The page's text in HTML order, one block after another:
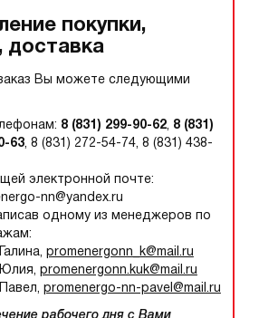
покупки,
доставка
Вы можете следующими
8 (831) 299-90-62, 8 (831)
63, 8 (831) 272-54-74, 8 (831) 438-
электронной почте:
nn@yandex.ru
одному из менеджеров по
Галина, promenergonn_k@mail.ru
Юлия, promenergonn.kuk@mail.ru
Павел, promenergo-nn-pavel@mail.ru